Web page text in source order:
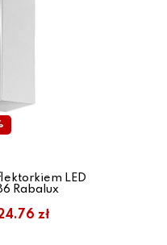
LED
Rabalux
zł